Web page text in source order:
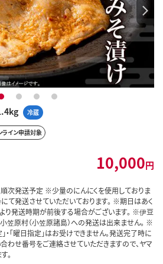
冷蔵
1 2 3 4
ライン申請対象
10,000円
順次発送予定 ※少量のにんにくを使用しておりま
て発送させていただいております。 ※期日はあく
り発送時期が前後する場合がございます。 ※伊豆
小笠原村（小笠原諸島）への発送は出来ません。 ※
・「曜日指定」はお受けできません。発送完了時に
わせ番号をご連絡させていただきますので、ヤマ
。